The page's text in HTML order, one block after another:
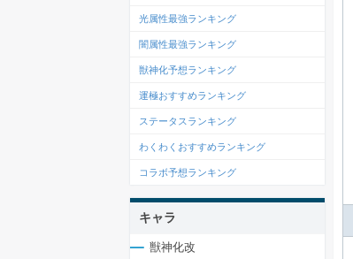
光属性最強ランキング
闇属性最強ランキング
獣神化予想ランキング
運極おすすめランキング
ステータスランキング
わくわくおすすめランキング
コラボ予想ランキング
キャラ
獣神化改